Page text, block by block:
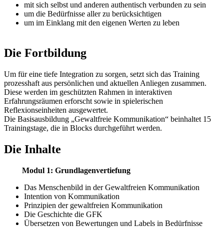
mit sich selbst und anderen authentisch verbunden zu sein
um die Bedürfnisse aller zu berücksichtigen
um im Einklang mit den eigenen Werten zu leben
Die Fortbildung
Um für eine tiefe Integration zu sorgen, setzt sich das Training
prozesshaft aus persönlichen und aktuellen Anliegen zusammen.
Diese werden im geschützten Rahmen in interaktiven
Erfahrungsräumen erforscht sowie in spielerischen
Reflexionseinheiten ausgewertet.
Die Basisausbildung „Gewaltfreie Kommunikation“ beinhaltet 15
Trainingstage, die in Blocks durchgeführt werden.
Die Inhalte
Modul 1: Grundlagenvertiefung
Das Menschenbild in der Gewaltfreien Kommunikation
Intention von Kommunikation
Prinzipien der gewaltfreien Kommunikation
Die Geschichte die GFK
Übersetzen von Bewertungen und Labels in Bedürfnisse